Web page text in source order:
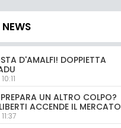
D'AMALFI! DOPPIETTA
UN ALTRO COLPO?
ACCENDE IL MERCATO